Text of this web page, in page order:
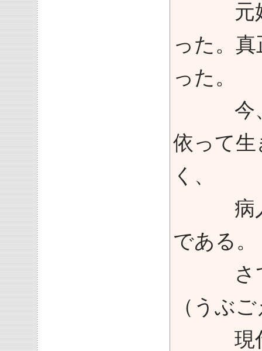
元始
った。
った。
今、
依って
く、
病人
である。
さて
（うぶ
現代